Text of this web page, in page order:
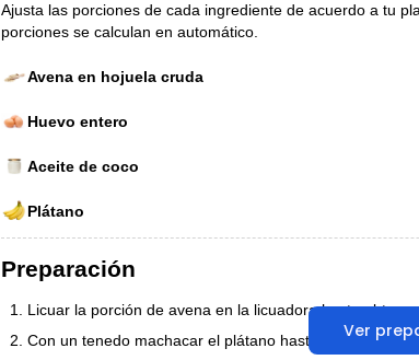
Ajusta las porciones de cada ingrediente de acuerdo a tu
porciones se calculan en automático.
Avena en hojuela cruda
Huevo entero
Aceite de coco
Plátano
Ver
Preparación
Licuar la porción de avena en la licuadora hasta
Con un tenedo machacar el plátano hasta que quede